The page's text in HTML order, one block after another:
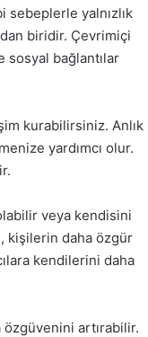
yalnızlık
biridir. Çevrimiçi
sosyal bağlantılar
kurabilirsiniz. Anlık
yardımcı olur.
veya kendisini
kişilerin daha özgür
kendilerini daha
artırabilir.